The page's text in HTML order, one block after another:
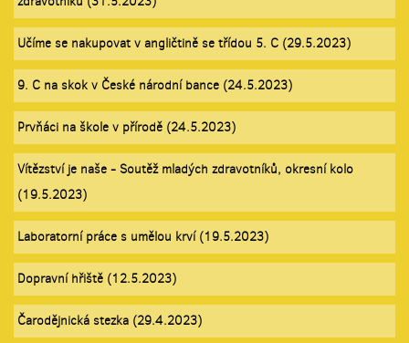
Učíme se nakupovat v angličtině se třídou 5. C (29.5.2023)
9. C na skok v České národní bance (24.5.2023)
Prvňáci na škole v přírodě (24.5.2023)
Vítězství je naše - Soutěž mladých zdravotníků, okresní kolo
(19.5.2023)
Laboratorní práce s umělou krví (19.5.2023)
Dopravní hřiště (12.5.2023)
Čarodějnická stezka (29.4.2023)